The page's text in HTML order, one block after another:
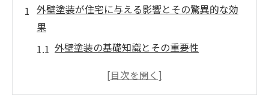
外壁塗装が住宅に与える影響とその驚異的な効
果
外壁塗装の基礎知識とその重要性
美観向上だけではない外壁塗装の役割